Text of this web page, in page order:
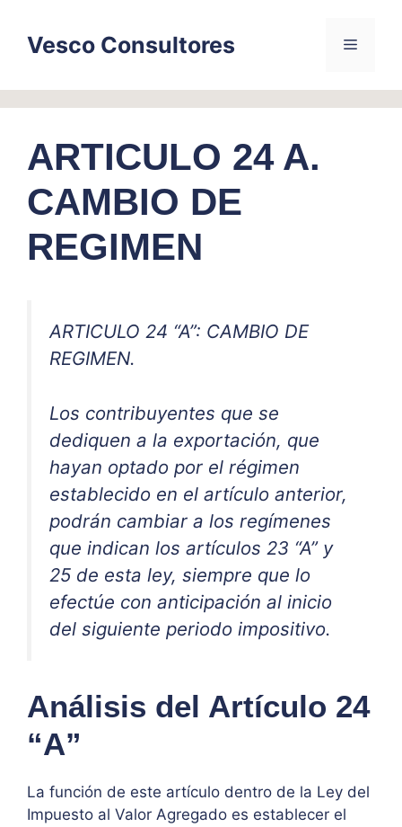
contentVesco Consultores Menu
ARTICULO 24 A.
CAMBIO DE
REGIMEN
ARTICULO 24 “A”: CAMBIO DE
REGIMEN.
Los contribuyentes que se
dediquen a la exportación, que
hayan optado por el régimen
establecido en el artículo anterior,
podrán cambiar a los regímenes
que indican los artículos 23 “A” y
25 de esta ley, siempre que lo
efectúe con anticipación al inicio
del siguiente periodo impositivo.
Análisis del Artículo 24
“A”
La función de este artículo dentro de la Ley del
Impuesto al Valor Agregado es establecer el